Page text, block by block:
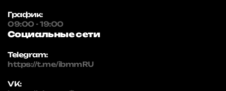
График:
09:00 - 19:00
Социальные сети
Telegram:
https://t.me/ibmmRU
VK: